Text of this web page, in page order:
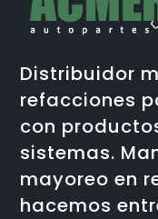
Distribuidor
refacciones
con
sistemas.
mayoreo en
hacemos